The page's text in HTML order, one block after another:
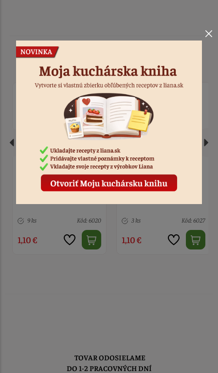
Vykrajovačka prasiatko
9 ks Kód: 6020
1,10 €
Vykrajovačka
3 ks Kód: 6027
1,10 €
TOVAR ODOSIELAME
DO 1-2 PRACOVNÝCH DNÍ